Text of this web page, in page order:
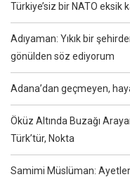
Türkiye’siz bir NATO eksik
Adıyaman: Yıkık bir
gönülden söz ediyorum
Adana’dan geçmeyen,
Öküz Altında Buzağı
Türk’tür, Nokta
Samimi Müslüman: